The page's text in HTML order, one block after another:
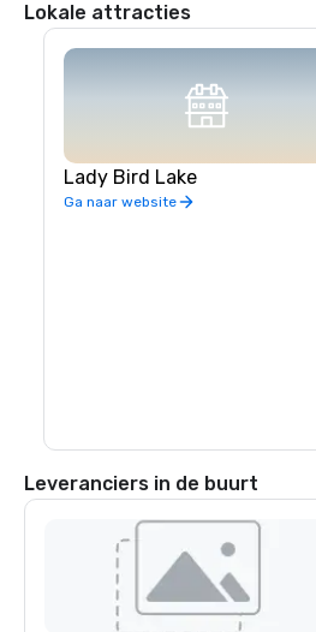
Lokale attracties
Lady Bird Lake
Ga naar website
Leveranciers in de buurt